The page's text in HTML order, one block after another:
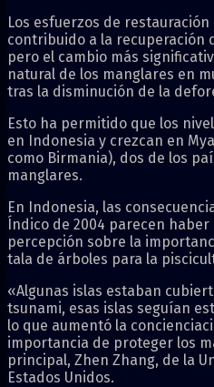
Los esfuerzos de
contribuido a la recuperación
pero el cambio más
natural de los manglares en
tras la disminución de la
Esto ha permitido que los
en Indonesia y crezcan en
como Birmania), dos de los
manglares.
En Indonesia, las
Índico de 2004 parecen
percepción sobre la
tala de árboles para la
«Algunas islas estaban
tsunami, esas islas seguían
lo que aumentó la
importancia de proteger los
principal, Zhen Zhang, de la
Estados Unidos.